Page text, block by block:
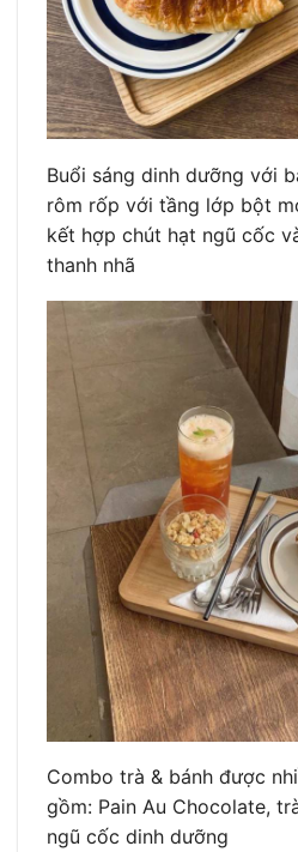
Buổi sáng dinh dưỡng với
rôm rốp với tầng lớp bột
kết hợp chút hạt ngũ cốc
thanh nhã
Combo trà & bánh được
gồm: Pain Au Chocolate,
ngũ cốc dinh dưỡng